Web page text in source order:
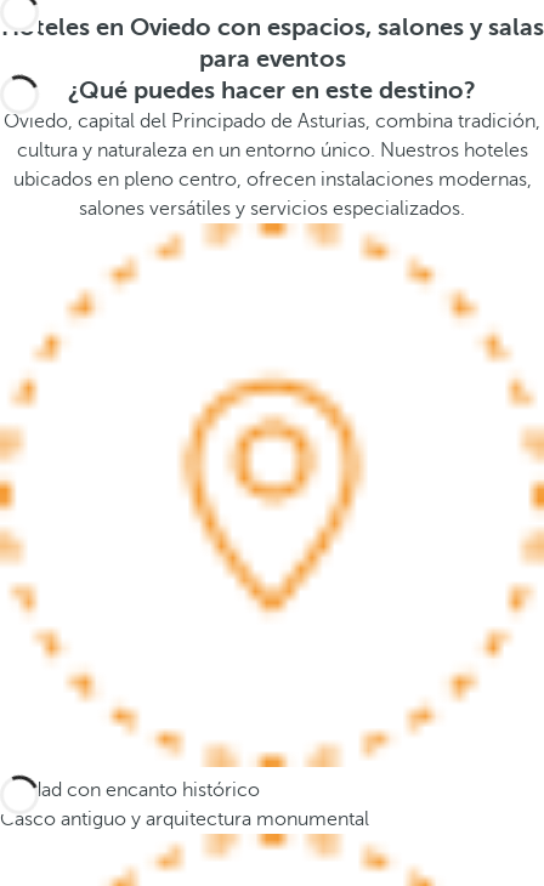
,
s
a
a
n
a
e
m
e
r
l
Hoteles en Oviedo con espacios, salones y salas
para eventos
¿Qué puedes hacer en este destino?
Oviedo, capital del Principado de Asturias, combina tradición,
cultura y naturaleza en un entorno único. Nuestros hoteles
ubicados en pleno centro, ofrecen instalaciones modernas,
salones versátiles y servicios especializados.
Ciudad con encanto histórico
Casco antiguo y arquitectura monumental